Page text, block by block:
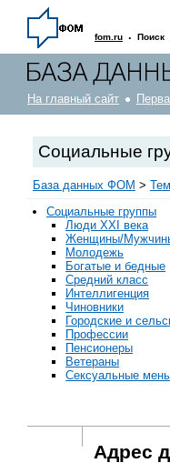
fom.ru · Поиск
На главный сайт
Социальные
База данных ФОМ >
Социальные группы
Люди XXI века
Женщины/
Молодежь
Богатые и бедные
Средний класс
Интеллигенция
Чиновники
Городские и
Профессии
Пенсионеры
Ветераны
Сексуальные
Адрес